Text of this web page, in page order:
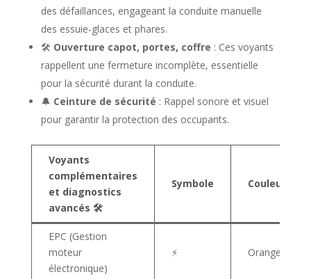
des défaillances, engageant la conduite manuelle
des essuie-glaces et phares.
🛠️ Ouverture capot, portes, coffre : Ces voyants
rappellent une fermeture incomplète, essentielle
pour la sécurité durant la conduite.
🔔 Ceinture de sécurité : Rappel sonore et visuel
pour garantir la protection des occupants.
Voyants
complémentaires
et diagnostics
avancés 🛠️
Symbole Couleur
EPC (Gestion
moteur
électronique)
⚡ Orange